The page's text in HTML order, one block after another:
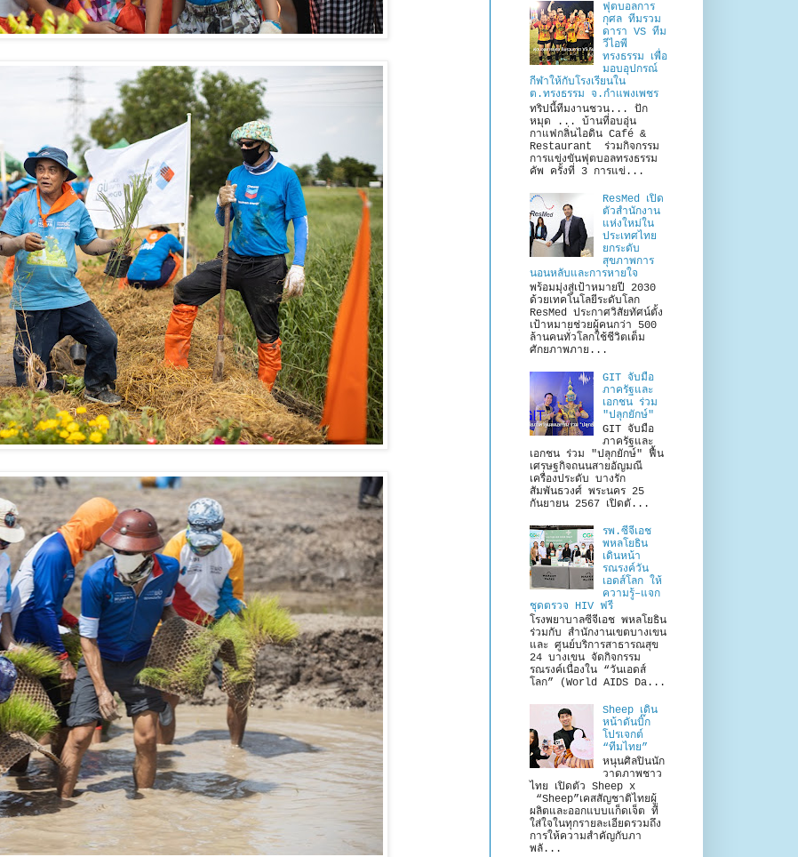
ฟุตบอลการ
กุศล ทีมรวม
ดารา VS ทีม
วีไอพี
ทรงธรรม เพื่อ
มอบอุปกรณ์
กีฬาให้กับโรงเรียนใน
ต.ทรงธรรม จ.กำแพงเพชร
ทริปนี้ทีมงานชวน... ปัก
หมุด ... บ้านที่อบอุ่น
กาแฟกลิ่นไอดิน Café &
Restaurant ร่วมกิจกรรม
การแข่งขันฟุตบอลทรงธรรม
คัพ ครั้งที่ 3 การแข่...
ResMed เปิด
ตัวสำนักงาน
แห่งใหม่ใน
ประเทศไทย
ยกระดับ
สุขภาพการ
นอนหลับและการหายใจ
พร้อมมุ่งสู่เป้าหมายปี 2030
ด้วยเทคโนโลยีระดับโลก
ResMed ประกาศวิสัยทัศน์ตั้ง
เป้าหมายช่วยผู้คนกว่า 500
ล้านคนทั่วโลกใช้ชีวิตเต็ม
ศักยภาพภาย...
GIT จับมือ
ภาครัฐและ
เอกชน ร่วม
"ปลุกยักษ์"
GIT จับมือ
ภาครัฐและ
เอกชน ร่วม "ปลุกยักษ์" ฟื้น
เศรษฐกิจถนนสายอัญมณี
เครื่องประดับ บางรัก
สัมพันธวงศ์ พระนคร 25
กันยายน 2567 เปิดตั...
รพ.ซีจีเอช
พหลโยธิน
เดินหน้า
รณรงค์วัน
เอดส์โลก ให้
ความรู้–แจก
ชุดตรวจ HIV ฟรี
โรงพยาบาลซีจีเอช พหลโยธิน
ร่วมกับ สำนักงานเขตบางเขน
และ ศูนย์บริการสาธารณสุข
24 บางเขน จัดกิจกรรม
รณรงค์เนื่องใน “วันเอดส์
โลก” (World AIDS Da...
Sheep เดิน
หน้าดันบิ๊ก
โปรเจกต์
“ทีมไทย”
หนุนศิลปินนัก
วาดภาพชาว
ไทย เปิดตัว Sheep x
“Sheep”เคสสัญชาติไทยผู้
ผลิตและออกแบบแก็ดเจ็ต ที่
ใส่ใจในทุกรายละเอียดรวมถึง
การให้ความสำคัญกับภา
พลั...